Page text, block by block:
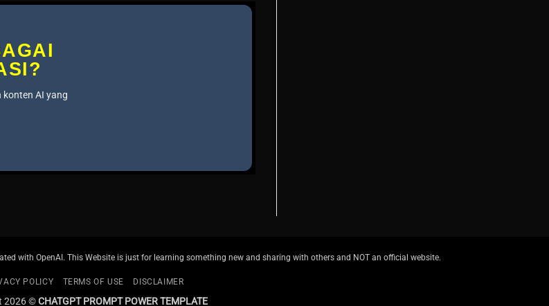
AI yang
with OpenAI. This Website is just for learning something new and sharing with others and NOT an official website.
POLICY TERMS OF USE DISCLAIMER
2026 ©CHATGPT PROMPT POWER TEMPLATE